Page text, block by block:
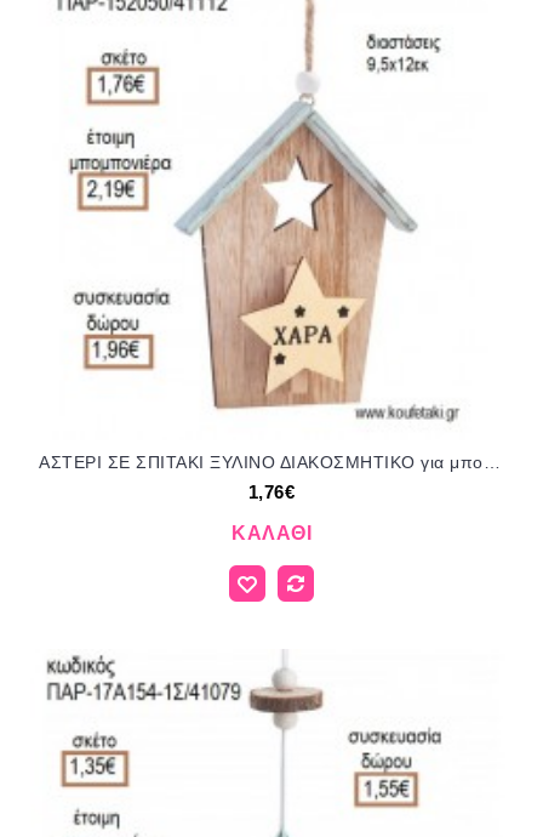
ΑΣΤΕΡΙ ΣΕ ΣΠΙΤΑΚΙ ΞΥΛΙΝΟ ΔΙΑΚΟΣΜΗΤΙΚΟ για μπομπονιέρες - γούρια ΠΑΡ-152050/41112 1.76€!!!
1,76€
ΚΑΛΆΘΙ